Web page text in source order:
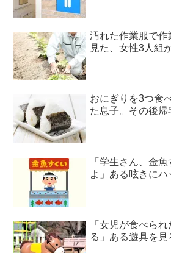
汚れた作業服で
見た、女性3人組
おにぎりを3つ食
た息子。その後
「学生さん、金
よ」ある呟きにハ
「女児が食べら
る」ある遊具を